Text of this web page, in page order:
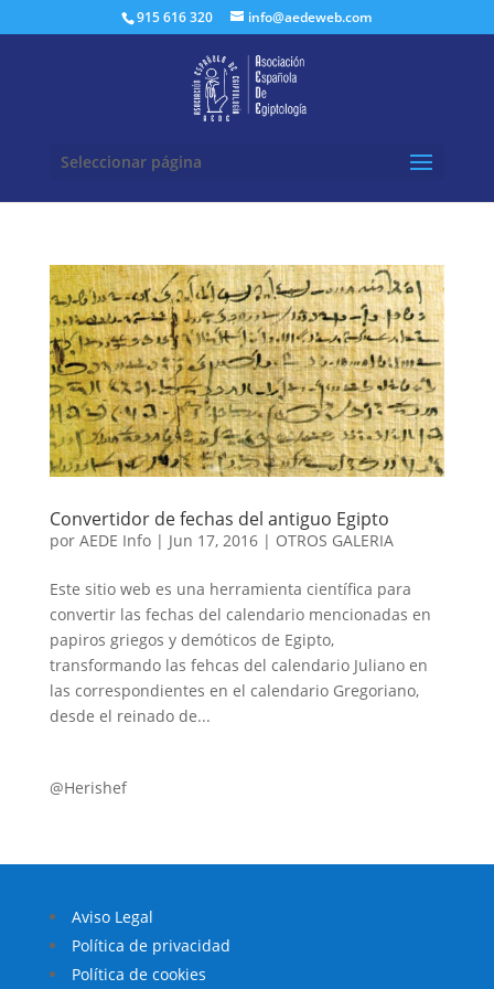
915 616 320 info@aedeweb.com
Seleccionar página
Convertidor de fechas del antiguo Egipto
por AEDE Info| Jun 17, 2016| OTROS GALERIA
Este sitio web es una herramienta científica para
convertir las fechas del calendario mencionadas en
papiros griegos y demóticos de Egipto,
transformando las fehcas del calendario Juliano en
las correspondientes en el calendario Gregoriano,
desde el reinado de...
@Herishef
Aviso Legal
Política de privacidad
Política de cookies